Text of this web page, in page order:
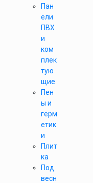
Пан
ели
ПВХ
и
ком
плек
тую
щие
Пен
ы и
герм
етик
и
Плит
ка
Под
весн